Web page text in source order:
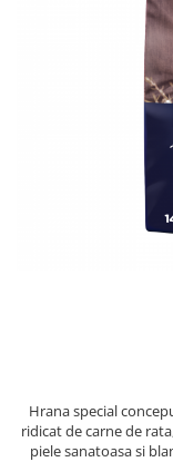
Hrana special
ridicat de carne de
piele sanatoasa si